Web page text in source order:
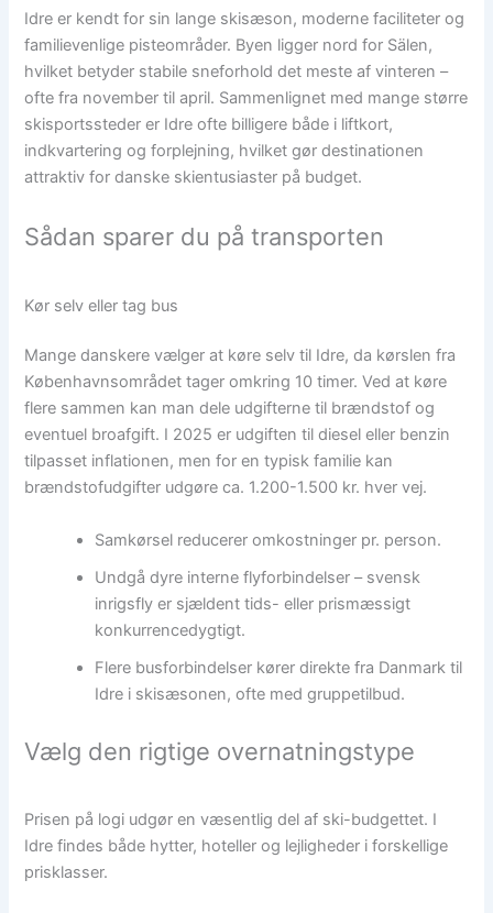
Idre er kendt for sin lange skisæson, moderne faciliteter og
familievenlige pisteområder. Byen ligger nord for Sälen,
hvilket betyder stabile sneforhold det meste af vinteren –
ofte fra november til april. Sammenlignet med mange større
skisportssteder er Idre ofte billigere både i liftkort,
indkvartering og forplejning, hvilket gør destinationen
attraktiv for danske skientusiaster på budget.
Sådan sparer du på transporten
Kør selv eller tag bus
Mange danskere vælger at køre selv til Idre, da kørslen fra
Københavnsområdet tager omkring 10 timer. Ved at køre
flere sammen kan man dele udgifterne til brændstof og
eventuel broafgift. I 2025 er udgiften til diesel eller benzin
tilpasset inflationen, men for en typisk familie kan
brændstofudgifter udgøre ca. 1.200-1.500 kr. hver vej.
Samkørsel reducerer omkostninger pr. person.
Undgå dyre interne flyforbindelser – svensk
inrigsfly er sjældent tids- eller prismæssigt
konkurrencedygtigt.
Flere busforbindelser kører direkte fra Danmark til
Idre i skisæsonen, ofte med gruppetilbud.
Vælg den rigtige overnatningstype
Prisen på logi udgør en væsentlig del af ski-budgettet. I
Idre findes både hytter, hoteller og lejligheder i forskellige
prisklasser.